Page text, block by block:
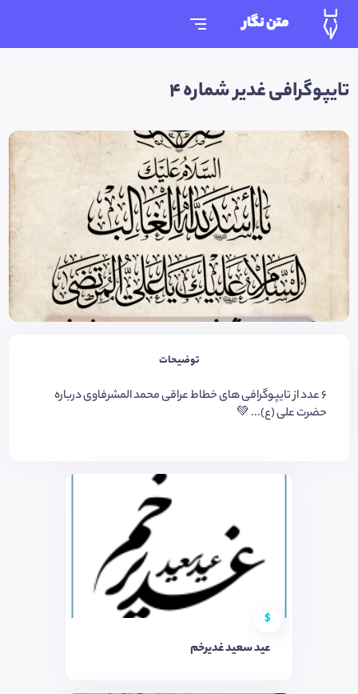
متن نگار
تایپوگرافی غدیر شماره ۴
توضیحات
۶ عدد از تایپوگرافی های خطاط عراقی محمد المشرفاوی درباره
حضرت علی (ع)... 💚
$
عید سعید غدیرخم